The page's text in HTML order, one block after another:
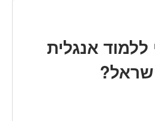
ללמוד אנגלית